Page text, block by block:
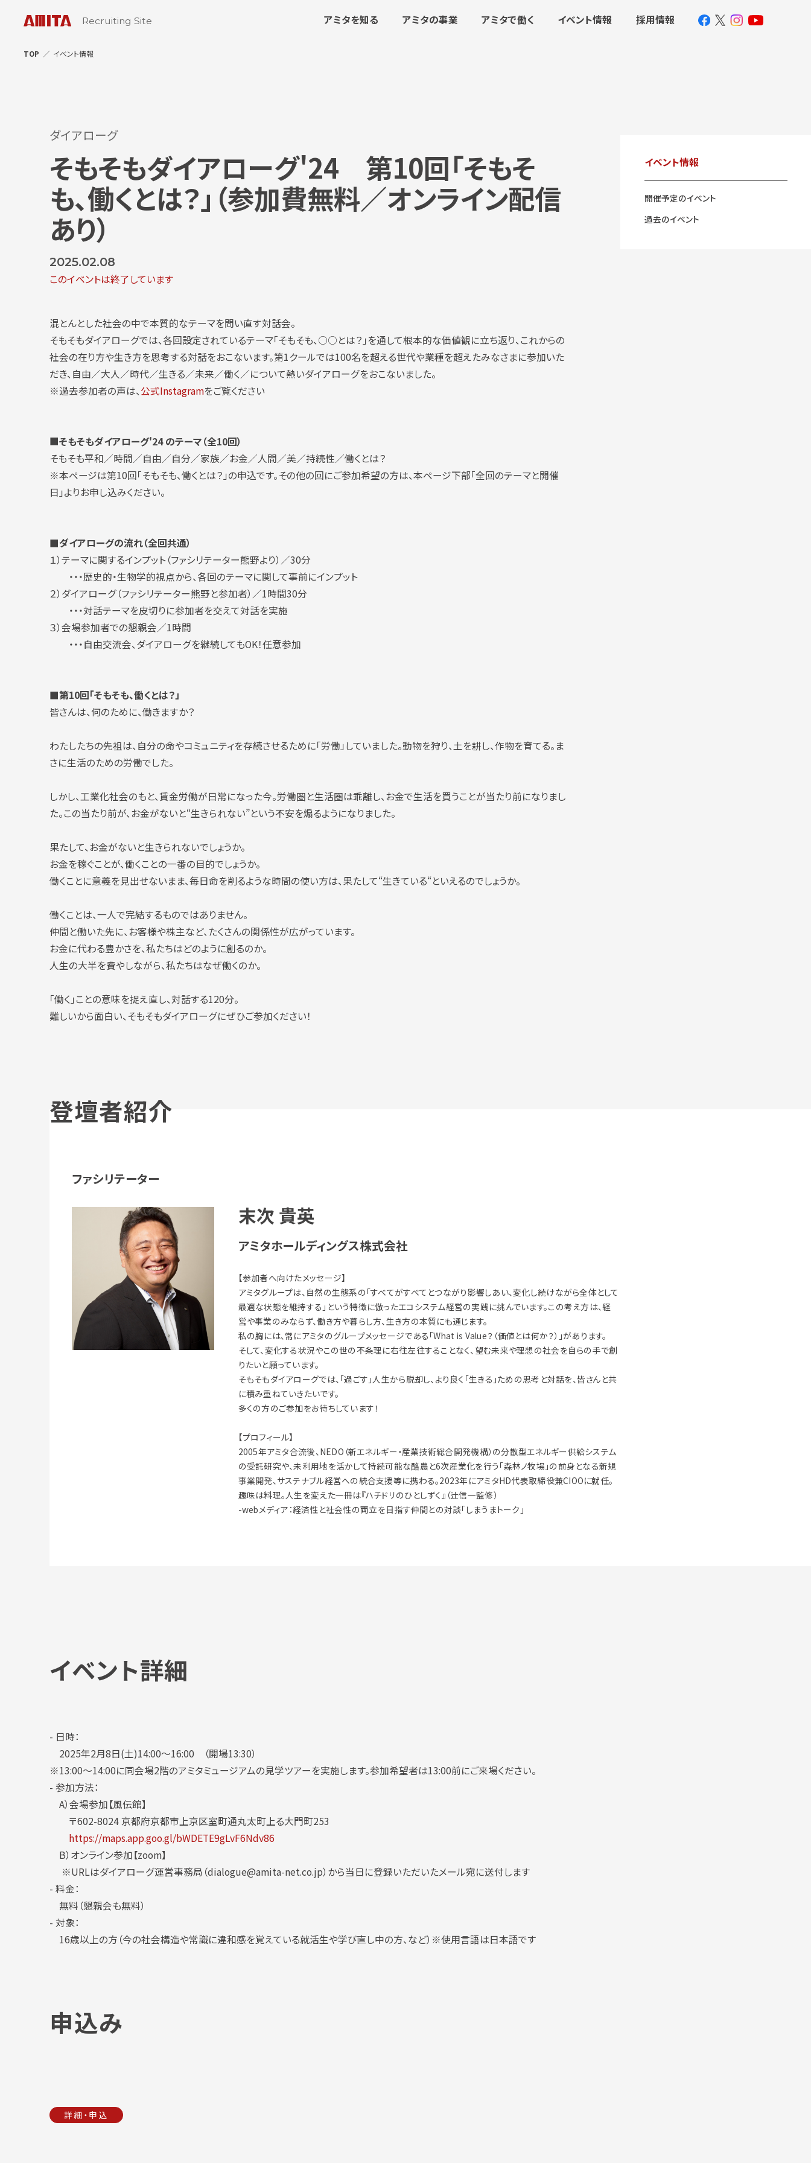
Recruiting Site アミタを知る アミタの事業 アミタで働く イベント情報 採用情報
TOP イベント情報
ダイアローグ
そもそもダイアローグ'24 第10回「そもそ
も、働くとは？」（参加費無料／オンライン配信
あり）
2025.02.08
このイベントは終了しています
混とんとした社会の中で本質的なテーマを問い直す対話会。
そもそもダイアローグでは、各回設定されているテーマ「そもそも、○○とは？」を通して根本的な価値観に立ち返り、これからの
社会の在り方や生き方を思考する対話をおこないます。第1クールでは100名を超える世代や業種を超えたみなさまに参加いた
だき、自由／大人／時代／生きる／未来／働く／について熱いダイアローグをおこないました。
※過去参加者の声は、公式Instagramをご覧ください
■そもそもダイアローグ'24 のテーマ（全10回）
そもそも平和／時間／自由／自分／家族／お金／人間／美／持続性／働くとは？
※本ページは第10回「そもそも、働くとは？」の申込です。その他の回にご参加希望の方は、本ページ下部「全回のテーマと開催
日」よりお申し込みください。
■ダイアローグの流れ（全回共通）
１）テーマに関するインプット（ファシリテーター熊野より）／30分
・・・歴史的・生物学的視点から、各回のテーマに関して事前にインプット
２）ダイアローグ（ファシリテーター熊野と参加者）／1時間30分
・・・対話テーマを皮切りに参加者を交えて対話を実施
３）会場参加者での懇親会／1時間
・・・自由交流会、ダイアローグを継続してもOK！任意参加
■第10回「そもそも、働くとは？」
皆さんは、何のために、働きますか？
わたしたちの先祖は、自分の命やコミュニティを存続させるために「労働」していました。動物を狩り、土を耕し、作物を育てる。ま
さに生活のための労働でした。
しかし、工業化社会のもと、賃金労働が日常になった今。労働圏と生活圏は乖離し、お金で生活を買うことが当たり前になりまし
た。この当たり前が、お金がないと“生きられない”という不安を煽るようになりました。
果たして、お金がないと生きられないでしょうか。
お金を稼ぐことが、働くことの一番の目的でしょうか。
働くことに意義を見出せないまま、毎日命を削るような時間の使い方は、果たして“生きている“といえるのでしょうか。
働くことは、一人で完結するものではありません。
仲間と働いた先に、お客様や株主など、たくさんの関係性が広がっています。
お金に代わる豊かさを、私たちはどのように創るのか。
人生の大半を費やしながら、私たちはなぜ働くのか。
「働く」ことの意味を捉え直し、対話する120分。
難しいから面白い、そもそもダイアローグにぜひご参加ください！
登壇者紹介
ファシリテーター
末次 貴英
アミタホールディングス株式会社
【参加者へ向けたメッセージ】
アミタグループは、自然の生態系の「すべてがすべてとつながり影響しあい、変化し続けながら全体として
最適な状態を維持する」という特徴に倣ったエコシステム経営の実践に挑んでいます。この考え方は、経
営や事業のみならず、働き方や暮らし方、生き方の本質にも通じます。
私の胸には、常にアミタのグループメッセージである「What is Value？（価値とは何か？）」があります。
そして、変化する状況やこの世の不条理に右往左往することなく、望む未来や理想の社会を自らの手で創
りたいと願っています。
そもそもダイアローグでは、「過ごす」人生から脱却し、より良く「生きる」ための思考と対話を、皆さんと共
に積み重ねていきたいです。
多くの方のご参加をお待ちしています！
【プロフィール】
2005年アミタ合流後、NEDO（新エネルギー・産業技術総合開発機構）の分散型エネルギー供給システム
の受託研究や、未利用地を活かして持続可能な酪農と6次産業化を行う「森林ノ牧場」の前身となる新規
事業開発、サステナブル経営への統合支援等に携わる。2023年にアミタHD代表取締役兼CIOOに就任。
趣味は料理。人生を変えた一冊は『ハチドリのひとしずく』（辻信一監修）
-webメディア：経済性と社会性の両立を目指す仲間との対談「しまうまトーク」
イベント詳細
- 日時：
2025年2月8日(土)14:00～16:00 （開場13:30）
※13:00～14:00に同会場2階のアミタミュージアムの見学ツアーを実施します。参加希望者は13:00前にご来場ください。
- 参加方法：
A）会場参加【風伝館】
〒602-8024 京都府京都市上京区室町通丸太町上る大門町253
https://maps.app.goo.gl/bWDETE9gLvF6Ndv86
B）オンライン参加【zoom】
※URLはダイアローグ運営事務局（dialogue@amita-net.co.jp）から当日に登録いただいたメール宛に送付します
- 料金：
無料（懇親会も無料）
- 対象：
16歳以上の方（今の社会構造や常識に違和感を覚えている就活生や学び直し中の方、など）※使用言語は日本語です
申込み
詳細・申込
イベント情報
開催予定のイベント
過去のイベント